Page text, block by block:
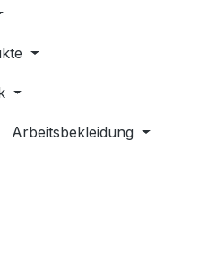
Arbeitsbekleidung